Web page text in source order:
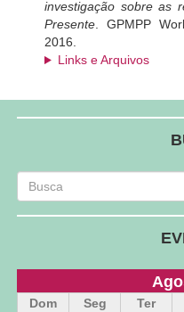
investigação sobre as
Presente
GPMPP
2016.
Links e Arquivos
Busca
Busca
Dom Seg Ter